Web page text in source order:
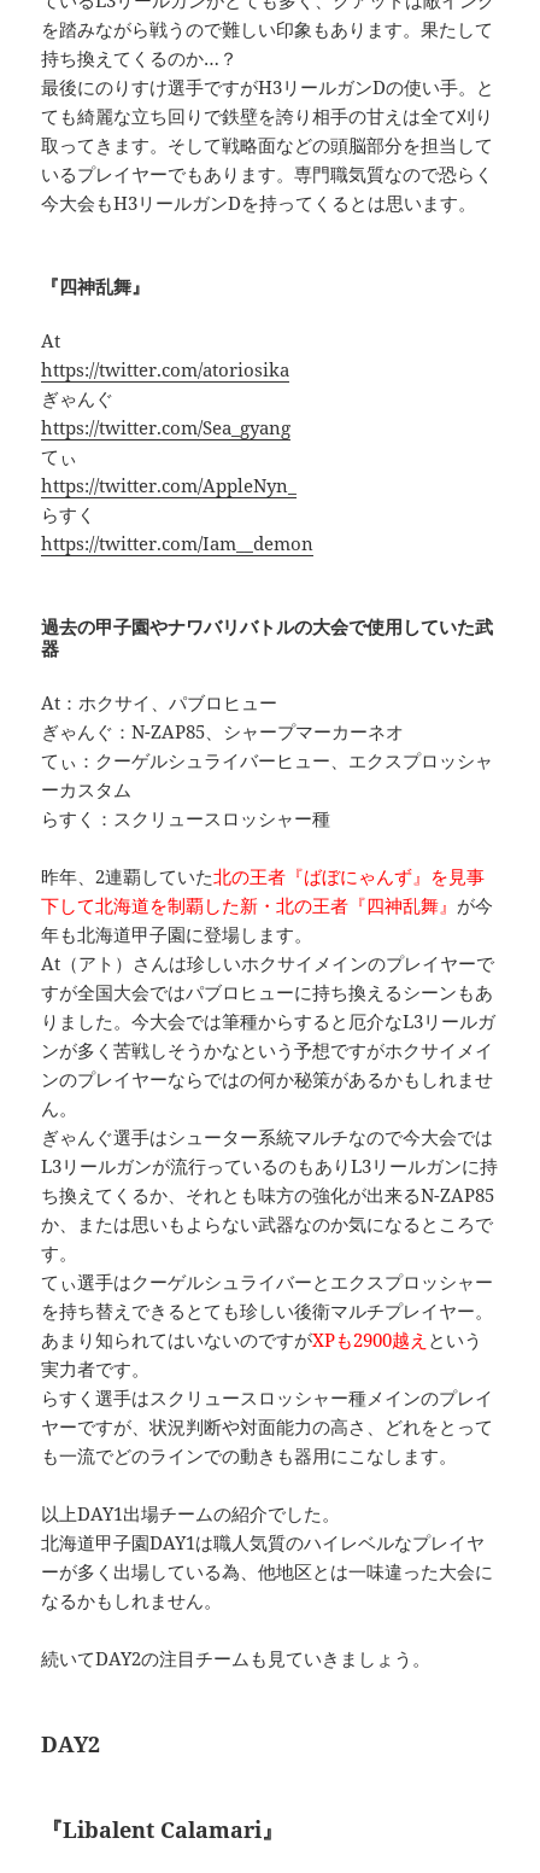
を踏みながら戦うので難しい印象もあります。果たして
持ち換えてくるのか…？
最後にのりすけ選手ですがH3リールガンDの使い手。と
ても綺麗な立ち回りで鉄壁を誇り相手の甘えは全て刈り
取ってきます。そして戦略面などの頭脳部分を担当して
いるプレイヤーでもあります。専門職気質なので恐らく
今大会もH3リールガンDを持ってくるとは思います。
『四神乱舞』
At
https://twitter.com/atoriosika
ぎゃんぐ
https://twitter.com/Sea_gyang
てぃ
https://twitter.com/AppleNyn_
らすく
https://twitter.com/Iam__demon
過去の甲子園やナワバリバトルの大会で使用していた武
器
At：ホクサイ、パブロヒュー
ぎゃんぐ：N-ZAP85、シャープマーカーネオ
てぃ：クーゲルシュライバーヒュー、エクスプロッシャ
ーカスタム
らすく：スクリュースロッシャー種
昨年、2連覇していた北の王者『ばぼにゃんず』を見事
下して北海道を制覇した新・北の王者『四神乱舞』 が今
年も北海道甲子園に登場します。
At（アト）さんは珍しいホクサイメインのプレイヤーで
すが全国大会ではパブロヒューに持ち換えるシーンもあ
りました。今大会では筆種からすると厄介なL3リールガ
ンが多く苦戦しそうかなという予想ですがホクサイメイ
ンのプレイヤーならではの何か秘策があるかもしれませ
ん。
ぎゃんぐ選手はシューター系統マルチなので今大会では
L3リールガンが流行っているのもありL3リールガンに持
ち換えてくるか、それとも味方の強化が出来るN-ZAP85
か、または思いもよらない武器なのか気になるところで
す。
てぃ選手はクーゲルシュライバーとエクスプロッシャー
を持ち替えできるとても珍しい後衛マルチプレイヤー。
あまり知られてはいないのですがXPも2900越え という
実力者です。
らすく選手はスクリュースロッシャー種メインのプレイ
ヤーですが、状況判断や対面能力の高さ、どれをとって
も一流でどのラインでの動きも器用にこなします。
以上DAY1出場チームの紹介でした。
北海道甲子園DAY1は職人気質のハイレベルなプレイヤ
ーが多く出場している為、他地区とは一味違った大会に
なるかもしれません。
続いてDAY2の注目チームも見ていきましょう。
DAY2
『Libalent Calamari』